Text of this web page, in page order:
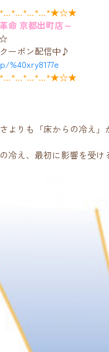
命 京都出町店～
☆
ーポン配信中♪
よりも「床からの冷え」
冷え、最初に影響を受け